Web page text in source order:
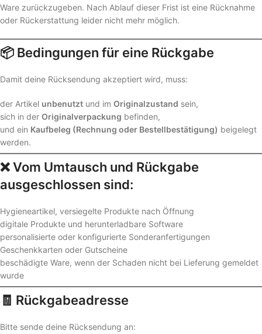
Ware zurückzugeben. Nach Ablauf dieser Frist ist eine Rücknahme
oder Rückerstattung leider nicht mehr möglich.
📦 Bedingungen für eine Rückgabe
Damit deine Rücksendung akzeptiert wird, muss:
der Artikel unbenutzt und im Originalzustand sein,
sich in der Originalverpackung befinden,
und ein Kaufbeleg (Rechnung oder Bestellbestätigung) beigelegt
werden.
❌ Vom Umtausch und Rückgabe
ausgeschlossen sind:
Hygieneartikel, versiegelte Produkte nach Öffnung
digitale Produkte und herunterladbare Software
personalisierte oder konfigurierte Sonderanfertigungen
Geschenkkarten oder Gutscheine
beschädigte Ware, wenn der Schaden nicht bei Lieferung gemeldet
wurde
🧾 Rückgabeadresse
Bitte sende deine Rücksendung an: